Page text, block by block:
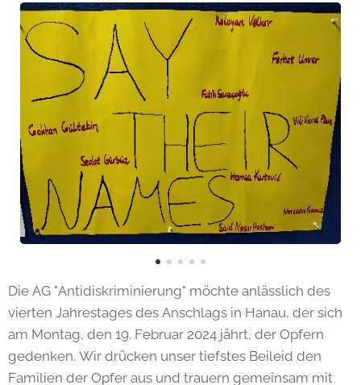
Die AG "Antidiskriminierung" möchte anlässlich des
vierten Jahrestages des Anschlags in Hanau, der sich
am Montag, den 19. Februar 2024 jährt, der Opfern
gedenken. Wir drücken unser tiefstes Beileid den
Familien der Opfer aus und trauern gemeinsam mit